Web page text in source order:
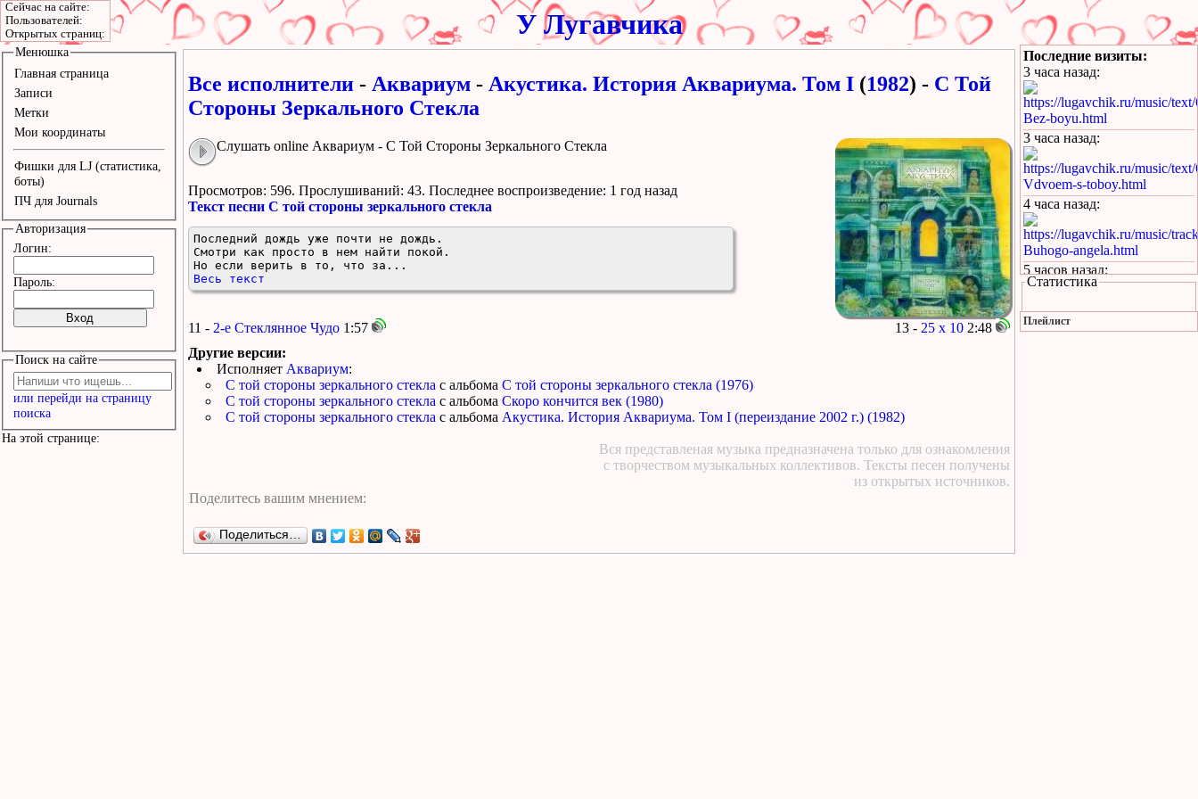
У Лугавчика
Все исполнители - Аквариум - Акустика. История Аквариума. Том I (1982) - С Той
Стороны Зеркального Стекла
Слушать online Аквариум - С Той Стороны Зеркального Стекла
Просмотров: 596. Прослушиваний: 43. Поcледнее воспроизведение: 1 год назад
Текст песни С той стороны зеркального стекла
Последний дождь уже почти не дождь.
Смотри как просто в нем найти покой.
Но если верить в то, что за...
Весь текст
11 - 2-e Стеклянное Чудо 1:57 13 - 25 х 10 2:48
Другие версии:
Исполняет Аквариум:
С той стороны зеркального стекла с альбома С той стороны зеркального стекла (1976)
С той стороны зеркального стекла с альбома Скоро кончится век (1980)
С той стороны зеркального стекла с альбома Акустика. История Аквариума. Том I (переиздание 2002 г.) (1982)
Вся представленая музыка предназначена только для ознакомления
с творчеством музыкальных коллективов. Тексты песен получены
из открытых источников.
Поделиться…
Менюшка
Главная страница
Записи
Метки
Мои координаты
Фишки для LJ (статистика,
боты)
ПЧ для Journals
Авторизация
Логин:
Пароль:
Поиск на сайте
или перейди на страницу
поиска
На этой странице:
Последние визиты:
3 часа назад:
https://lugavchik.ru/music/
Bez-boyu.html
3 часа назад:
https://lugavchik.ru/music/
Vdvoem-s-toboy.html
4 часа назад:
https://lugavchik.ru/music/
Buhogo-angela.html
5 часов назад:
у курского вокзала стою
19 часов назад
Статистика
Плейлист
Сейчас на сайте:
Пользователей:
Открытых страниц: